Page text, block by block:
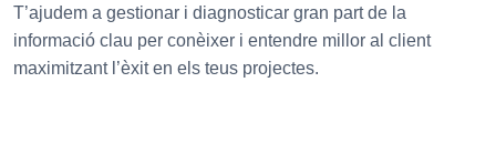
T’ajudem a gestionar i diagnosticar gran part de la
informació clau per conèixer i entendre millor al client
maximitzant l’èxit en els teus projectes.